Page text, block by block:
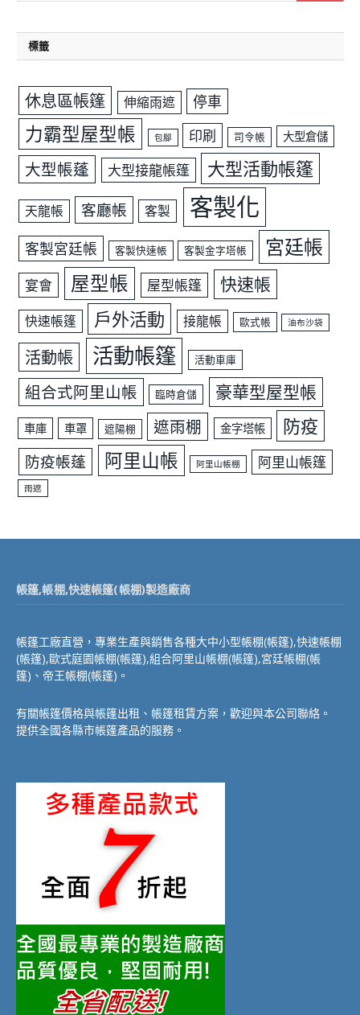
標籤
休息區帳篷 伸縮雨遮 停車
力霸型屋型帳 包腳 印刷 司令帳 大型倉儲
大型帳蓬 大型接龍帳篷 大型活動帳篷
天龍帳 客廳帳 客製 客製化
客製宮廷帳 客製快速帳 客製金字塔帳 宮廷帳
宴會 屋型帳 屋型帳篷 快速帳
快速帳篷 戶外活動 接龍帳 歐式帳 油布沙袋
活動帳 活動帳篷 活動車庫
組合式阿里山帳 臨時倉儲 豪華型屋型帳
車庫 車罩 遮陽棚 遮雨棚 金字塔帳 防疫
防疫帳蓬 阿里山帳 阿里山帳棚 阿里山帳篷
雨遮
帳篷,帳棚,快速帳篷(帳棚)製造廠商
帳篷工廠直營，專業生產與銷售各種大中小型帳棚(帳篷),快速帳棚
(帳篷),歐式庭園帳棚(帳篷),組合阿里山帳棚(帳篷),宮廷帳棚(帳
篷)、帝王帳棚(帳篷)。
有關帳篷價格與帳篷出租、帳篷租賃方案，歡迎與本公司聯絡。
提供全國各縣市帳篷產品的服務。